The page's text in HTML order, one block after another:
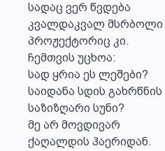
სადაც ვერ წვდება
კვალდაკვალ მსრბოლი
პროჟექტორიც კი.
ჩემთვის უცხოა:
სად ყრია ეს ლეშები?
საიდანა სდის გახრწნის
საზიზღარი სუნი?
მე არ მოვდივარ
ქაღალდის ჰაერიდან.